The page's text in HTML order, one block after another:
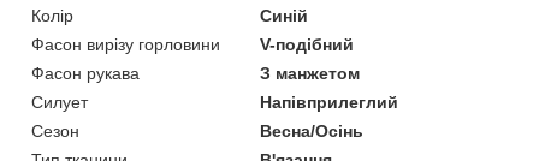
Колір
Синій
Фасон вирізу горловини
V-подібний
Фасон рукава
З манжетом
Силует
Напівприлеглий
Сезон
Весна/Осінь